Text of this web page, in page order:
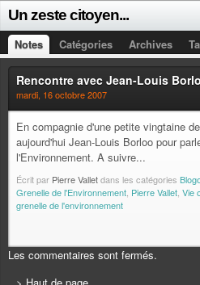
Un zeste citoyen...
Notes Catégories Archives
Rencontre avec Jean-Louis
mardi, 16 octobre 2007
En compagnie d'une petite vingtaine
aujourd'hui Jean-Louis Borloo pour
l'Environnement. A suivre...
Écrit par Pierre Valletdans les catégories
Grenelle de l'Environnement Pierre Vallet Vie
grenelle de l'environnement
Les commentaires sont fermés.